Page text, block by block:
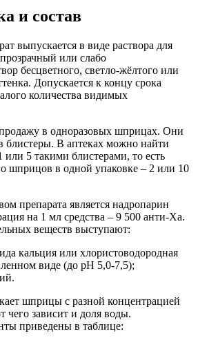
и состав
выпускается в виде раствора для
или слабо
бесцветного, светло-жёлтого или
Допускается к концу срока
количества видимых
продажу в одноразовых шприцах. Они
блистеры. В аптеках можно найти
или 5 такими блистерами, то есть
шприцов в одной упаковке – 2 или 10
препарата является надропарин
на 1 мл средства – 9 500 анти-Ха.
веществ выступают:
кальция или хлористоводородная
виде (до рН 5,0-7,5);
шприцы с разной концентрацией
чего зависит и доля воды.
приведены в таблице: